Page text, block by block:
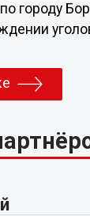
городу